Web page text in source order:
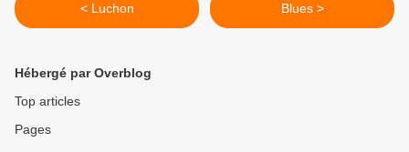
< Luchon Blues >
Hébergé par Overblog
Top articles
Pages